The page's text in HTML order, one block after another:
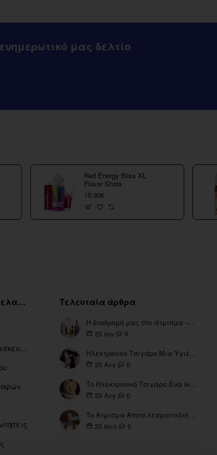
μας δελτίο
Red Energy Bliss XL
Flavor Shots
15,90€
Εξυπηρέτηση Πελατών
Ευρετήριο Κατασκευαστών
Τελευταία άρθρα
Η διαδρομή μας στο άτμισμα – Από τα πρώτα eGo έως τη σύγχρονη εποχή
25 Ιαν 0
Ηλεκτρονικό Τσιγάρο Μια Υγιέστερη Επιλογή
23 Αυγ 0
Το Ηλεκτρονικό Τσιγάρο Ένα Ικανό Εργαλείο για τη Διακοπή του Καπνίσματος
23 Αυγ 0
Το Ατμισμα Αποτελεσματικότερο μέσω για την διακοπή Καπνίσματος
23 Ιουλ 0